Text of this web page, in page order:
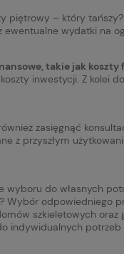
– który
wydatki na
takie jak
inwestycji. Z kolei
zasięgnąć
z przyszłym
do własnych
Wybór odpowiedniego
szkieletowych oraz
indywidualnych potrzeb